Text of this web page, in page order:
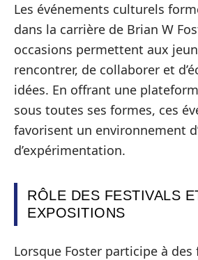
Les événements culturels
dans la carrière de Brian W
occasions permettent aux
rencontrer, de collaborer et
idées. En offrant une
sous toutes ses formes, ces
favorisent un environnement
d’expérimentation.
RÔLE DES FESTIVALS
EXPOSITIONS
Lorsque Foster participe à des